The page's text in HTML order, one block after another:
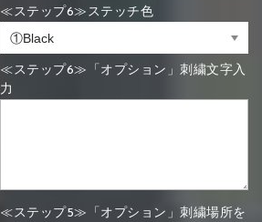
≪ステップ6≫ステッチ色
≪ステップ6≫「オプション」刺繍文字入
力
≪ステップ5≫「オプション」刺繍場所を